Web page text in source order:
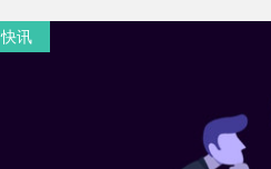
快讯